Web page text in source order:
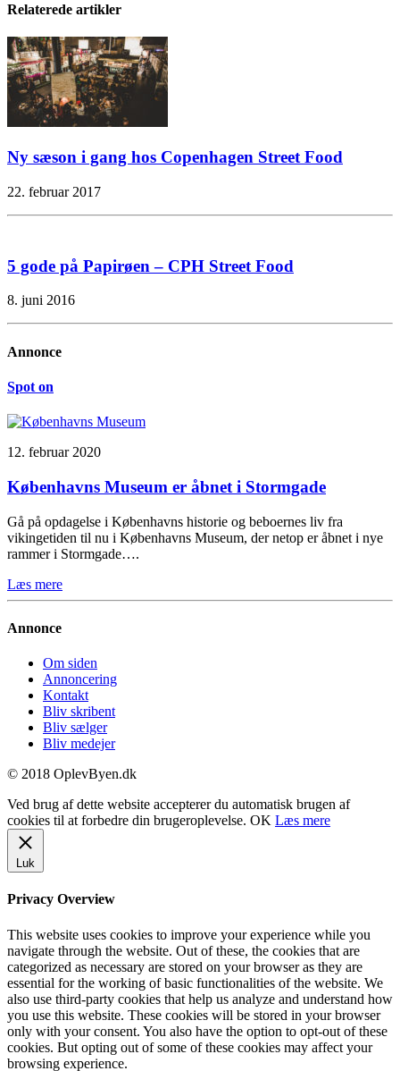
Relaterede artikler
Ny sæson i gang hos Copenhagen Street Food
22. februar 2017
5 gode på Papirøen – CPH Street Food
8. juni 2016
Annonce
Spot on
12. februar 2020
Københavns Museum er åbnet i Stormgade
Gå på opdagelse i Københavns historie og beboernes liv fra
vikingetiden til nu i Københavns Museum, der netop er åbnet i nye
rammer i Stormgade….
Læs mere
Annonce
Om siden
Annoncering
Kontakt
Bliv skribent
Bliv sælger
Bliv medejer
© 2018 OplevByen.dk
Ved brug af dette website accepterer du automatisk brugen af
cookies til at forbedre din brugeroplevelse. OK Læs mere
Luk
Privacy Overview
This website uses cookies to improve your experience while you
navigate through the website. Out of these, the cookies that are
categorized as necessary are stored on your browser as they are
essential for the working of basic functionalities of the website. We
also use third-party cookies that help us analyze and understand how
you use this website. These cookies will be stored in your browser
only with your consent. You also have the option to opt-out of these
cookies. But opting out of some of these cookies may affect your
browsing experience.